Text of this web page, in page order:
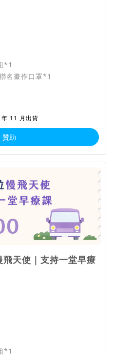
*1
名畫作口罩*1
11 月出貨
贊助
飛天使｜支持一堂早療
*1